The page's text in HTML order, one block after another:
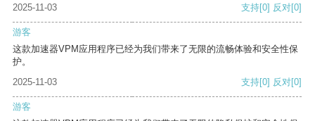
2025-11-03
支持[0] 反对[0]
游客
这款加速器VPM应用程序已经为我们带来了无限的流畅体验和安全性保
护。
2025-11-03
支持[0] 反对[0]
游客